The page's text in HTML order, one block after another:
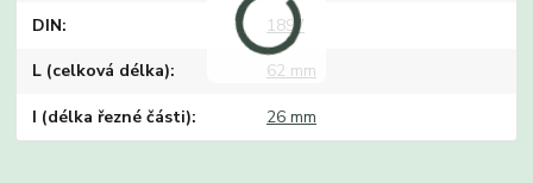
DIN 1897
L (celková délka) 62 mm
I (délka řezné části) 26 mm